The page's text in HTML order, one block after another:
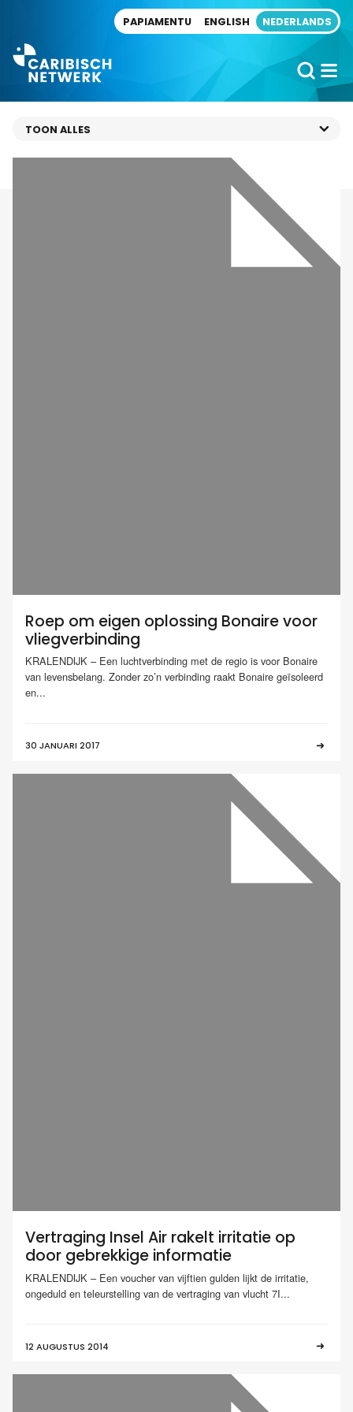
PAPIAMENTU ENGLISH NEDERLANDS
Roep om eigen oplossing Bonaire voor
vliegverbinding
KRALENDIJK – Een luchtverbinding met de regio is voor Bonaire
van levensbelang. Zonder zo’n verbinding raakt Bonaire geïsoleerd
en...
30 JANUARI 2017
Vertraging Insel Air rakelt irritatie op
door gebrekkige informatie
KRALENDIJK – Een voucher van vijftien gulden lijkt de irritatie,
ongeduld en teleurstelling van de vertraging van vlucht 7I...
12 AUGUSTUS 2014